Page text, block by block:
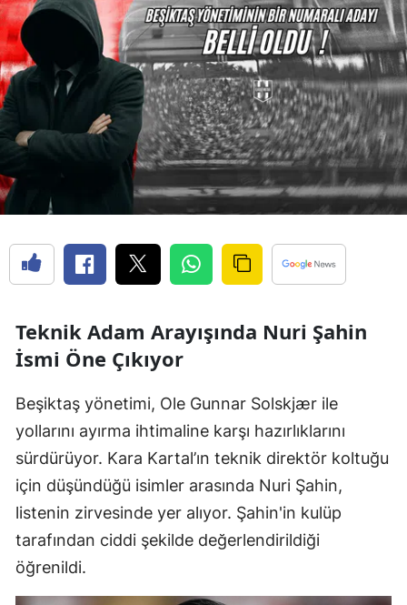
Teknik Adam Arayışında Nuri Şahin
İsmi Öne Çıkıyor
Beşiktaş yönetimi, Ole Gunnar Solskjær ile
yollarını ayırma ihtimaline karşı hazırlıklarını
sürdürüyor. Kara Kartal’ın teknik direktör koltuğu
için düşündüğü isimler arasında Nuri Şahin,
listenin zirvesinde yer alıyor. Şahin'in kulüp
tarafından ciddi şekilde değerlendirildiği
öğrenildi.